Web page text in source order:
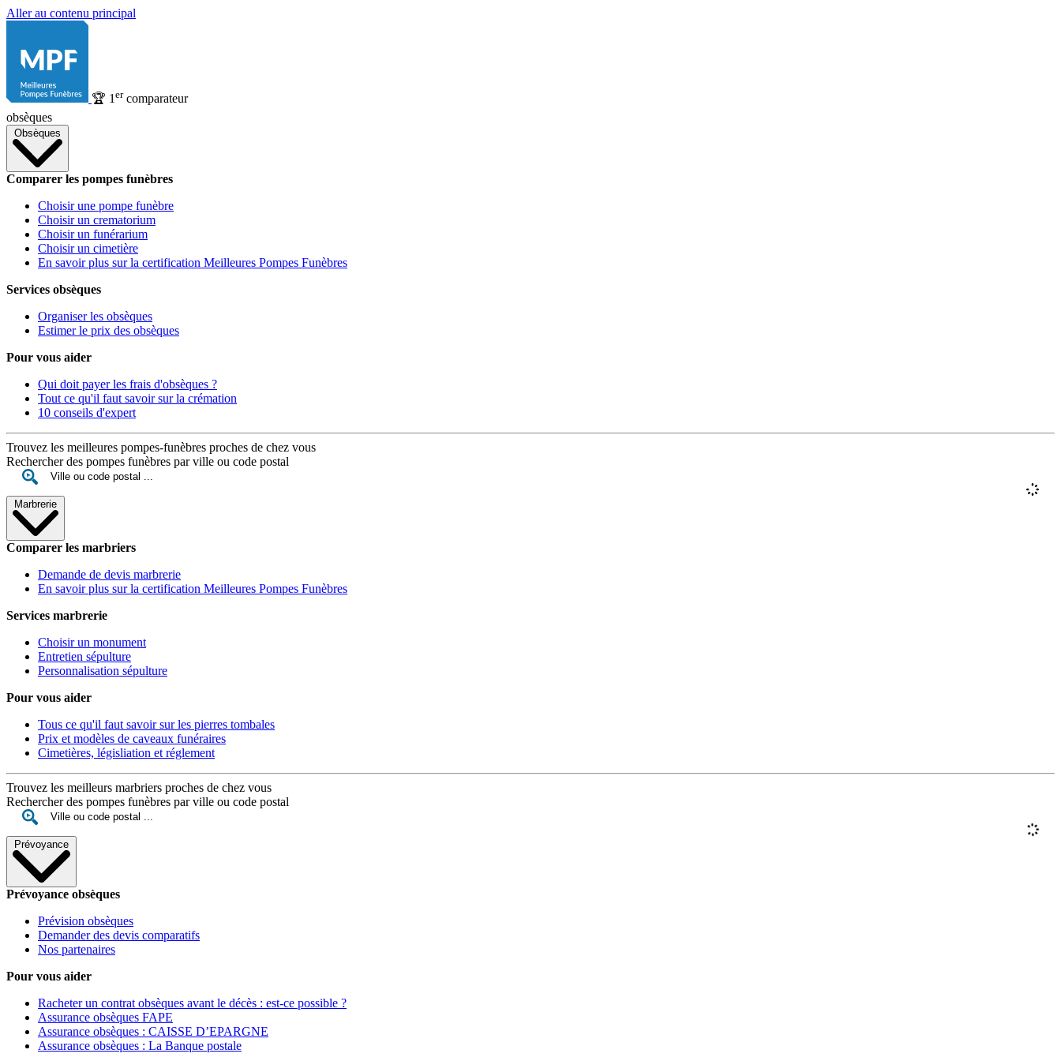
Aller au contenu principal
🏆 1 ercomparateur
obsèques
Obsèques
Comparer les pompes funèbres
Choisir une pompe funèbre
Choisir un crematorium
Choisir un funérarium
Choisir un cimetière
En savoir plus sur la certification Meilleures Pompes Funèbres
Services obsèques
Organiser les obsèques
Estimer le prix des obsèques
Pour vous aider
Qui doit payer les frais d'obsèques ?
Tout ce qu'il faut savoir sur la crémation
10 conseils d'expert
Trouvez les meilleures pompes-funèbres proches de chez vous
Rechercher des pompes funèbres par ville ou code postal
Marbrerie
Comparer les marbriers
Demande de devis marbrerie
En savoir plus sur la certification Meilleures Pompes Funèbres
Services marbrerie
Choisir un monument
Entretien sépulture
Personnalisation sépulture
Pour vous aider
Tous ce qu'il faut savoir sur les pierres tombales
Prix et modèles de caveaux funéraires
Cimetières, législiation et réglement
Trouvez les meilleurs marbriers proches de chez vous
Rechercher des pompes funèbres par ville ou code postal
Prévoyance
Prévoyance obsèques
Prévision obsèques
Demander des devis comparatifs
Nos partenaires
Pour vous aider
Racheter un contrat obsèques avant le décès : est-ce possible ?
Assurance obsèques FAPE
Assurance obsèques : CAISSE D’EPARGNE
Assurance obsèques : La Banque postale